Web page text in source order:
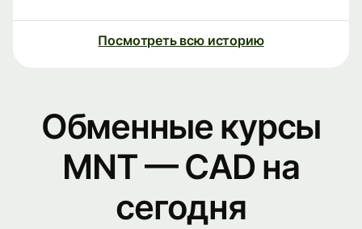
Посмотреть всю историю
Обменные курсы
MNT — CAD на
сегодня